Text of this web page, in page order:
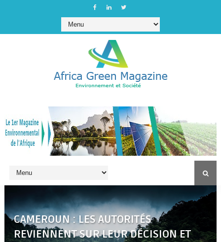
CAMEROUN : LES AUTORITÉS
REVIENNENT SUR LEUR DÉCISION ET